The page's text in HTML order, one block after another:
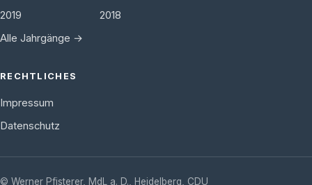
2019
2018
Alle Jahrgänge →
RECHTLICHES
Impressum
Datenschutz
© Werner Pfisterer, MdL a. D. Heidelberg CDU